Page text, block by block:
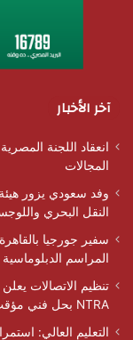
آخر الأخبار
انعقاد اللجنة
المجالات
وفد سعودي يزور
النقل البحري
سفير جورجيا
المراسم الدبلوماسية
NTRA بحل فني مؤقت لحين استكمال التحديثات